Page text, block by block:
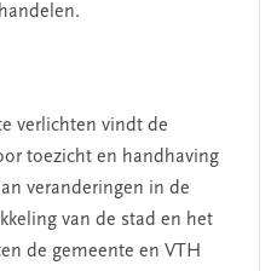
verlichten vindt de
toezicht en handhaving
veranderingen in de
van de stad en het
de gemeente en VTH